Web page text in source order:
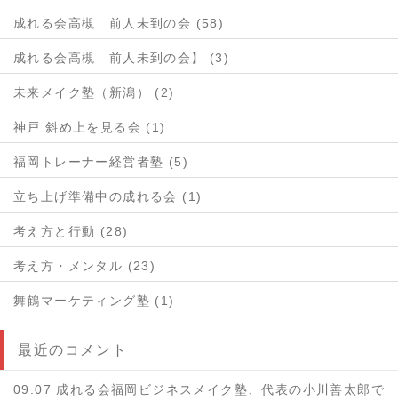
成れる会高槻 前人未到の会 (58)
成れる会高槻 前人未到の会】 (3)
未来メイク塾（新潟） (2)
神戸 斜め上を見る会 (1)
福岡トレーナー経営者塾 (5)
立ち上げ準備中の成れる会 (1)
考え方と行動 (28)
考え方・メンタル (23)
舞鶴マーケティング塾 (1)
最近のコメント
09.07 成れる会福岡ビジネスメイク塾、代表の小川善太郎で